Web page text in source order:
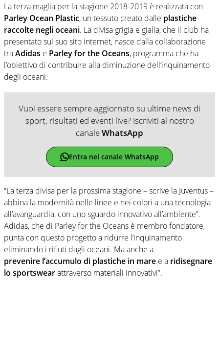
La terza maglia per la stagione 2018-2019 è realizzata con
Parley Ocean Plastic, un tessuto creato dalle plastiche
raccolte negli oceani. La divisa grigia e gialla, che il club ha
presentato sul suo sito internet, nasce dalla collaborazione
traAdidas e Parley for the Oceans, programma che ha
l’obiettivo di contribuire alla diminuzione dell’inquinamento
degli oceani.
Vuoi essere sempre aggiornato su ultime news di
sport, risultati ed eventi live? Iscriviti al nostro
canaleWhatsApp
Entra nel canale WhatsApp
“La terza divisa per la prossima stagione – scrive la Juventus –
abbina la modernità nelle linee e nei colori a una tecnologia
all’avanguardia, con uno sguardo innovativo all’ambiente”.
Adidas, che di Parley for the Oceans è membro fondatore,
punta con questo progetto a ridurre l’inquinamento
eliminando i rifiuti dagli oceani. Ma anche a
prevenire l’accumulo di plastiche in mare e a ridisegnare
lo sportswearattraverso materiali innovativi”.